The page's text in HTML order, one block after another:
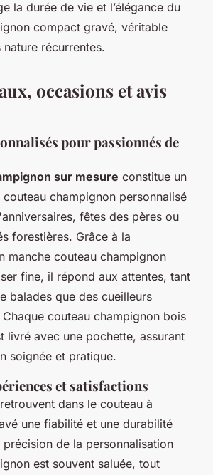
la durée de vie et l’élégance du
compact gravé, véritable
récurrentes.
occasions et avis
pour passionnés de
sur mesure constitue un
champignon personnalisé
fêtes des pères ou
forestières. Grâce à la
manche couteau champignon
fine, il répond aux attentes, tant
balades que des cueilleurs
couteau champignon bois
livré avec une pochette, assurant
soignée et pratique.
et satisfactions
dans le couteau à
une fiabilité et une durabilité
précision de la personnalisation
est souvent saluée, tout